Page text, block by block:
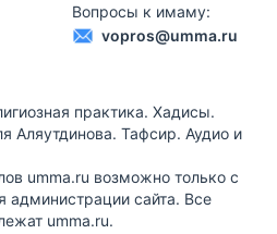
Вопросы к имаму:
vopros@umma.ru
практика. Хадисы.
Аляутдинова. Тафсир. Аудио и
umma.ru возможно только с
администрации сайта. Все
umma.ru.